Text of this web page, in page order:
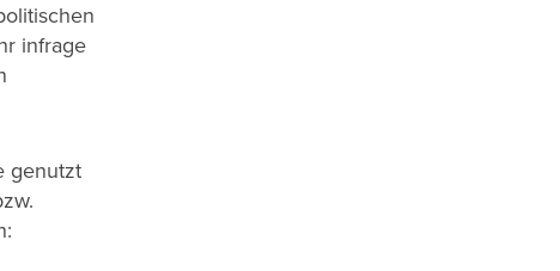
infrage
genutzt